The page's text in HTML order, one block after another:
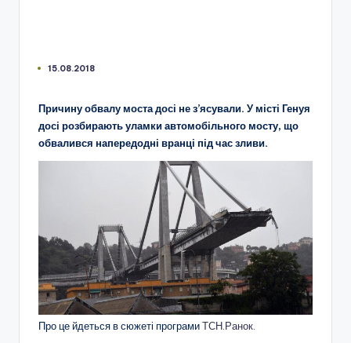
15.08.2018
Причину обвалу моста досі не з’ясували. У місті Генуя
досі розбирають уламки автомобільного мосту, що
обвалився напередодні вранці під час зливи.
Про це йдеться в сюжеті програмиТСН.Ранок.